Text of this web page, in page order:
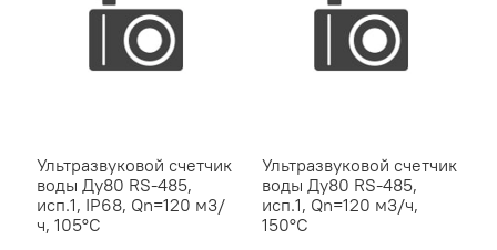
Ультразвуковой счетчик
воды Ду80 RS-485,
исп.1, IP68, Qn=120 м3/
ч, 105°C
Ультразвуковой счетчик
воды Ду80 RS-485,
исп.1, Qn=120 м3/ч,
150°C